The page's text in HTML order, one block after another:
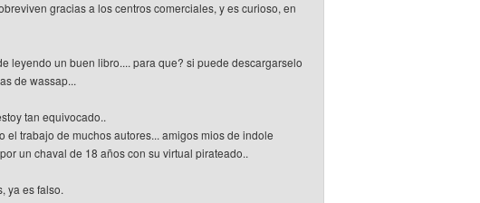
gracias a los centros comerciales, y es curioso, en
leyendo un buen libro.... para que? si puede descargarselo
de wassap...
tan equivocado..
trabajo de muchos autores... amigos mios de indole
un chaval de 18 años con su virtual pirateado..
ya es falso.